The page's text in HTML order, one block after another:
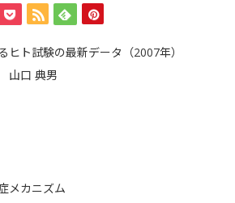
ト試験の最新データ（2007年）
山口 典男
メカニズム